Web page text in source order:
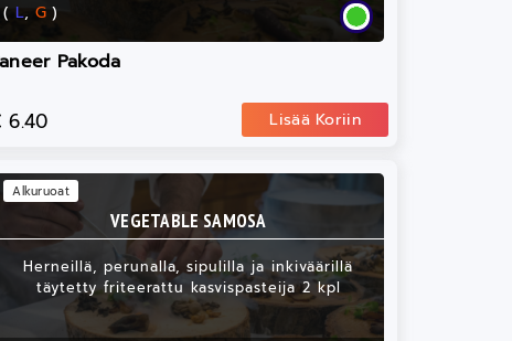
( L, G )
Pakoda
6.40 Lisää Koriin
VEGETABLE SAMOSA
Herneillä, perunalla, sipulilla ja inkiväärillä
täytetty friteerattu kasvispasteija 2 kpl
Alkuruoat